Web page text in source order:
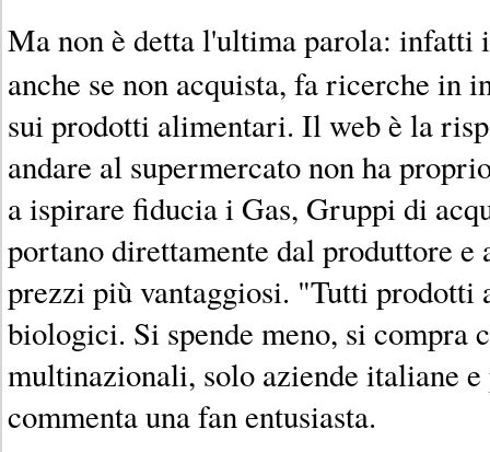
Ma non è detta l'ultima parola:
anche se non acquista, fa ricerche in
sui prodotti alimentari. Il web è la
andare al supermercato non ha
a ispirare fiducia i Gas, Gruppi di
portano direttamente dal produttore e
prezzi più vantaggiosi. "Tutti prodotti
biologici. Si spende meno, si compra
multinazionali, solo aziende italiane
commenta una fan entusiasta.